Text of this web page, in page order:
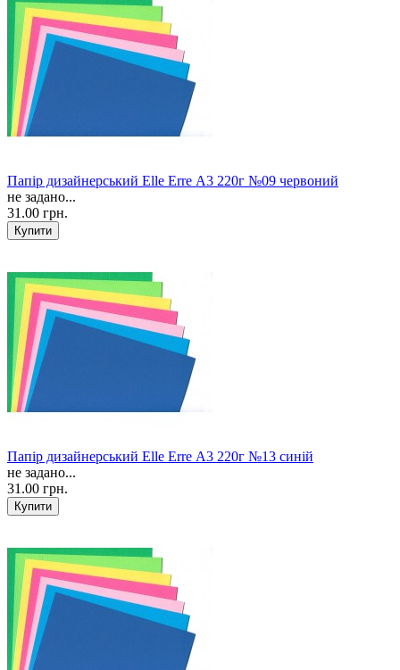
Папір дизайнерський Elle Erre А3 220г №09 червоний
не задано...
31.00 грн.
Папір дизайнерський Elle Erre А3 220г №13 синій
не задано...
31.00 грн.